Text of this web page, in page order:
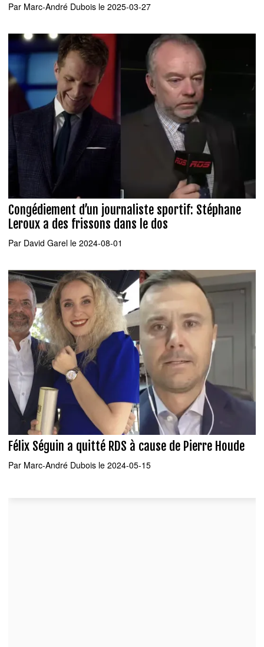
Par Marc-André Dubois le 2025-03-27
Congédiement d’un journaliste sportif: Stéphane
Leroux a des frissons dans le dos
Par David Garel le 2024-08-01
Félix Séguin a quitté RDS à cause de Pierre Houde
Par Marc-André Dubois le 2024-05-15